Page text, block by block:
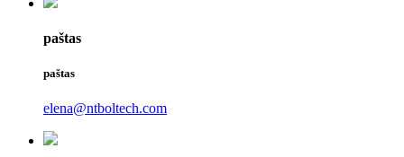
paštas
paštas
elena@ntboltech.com